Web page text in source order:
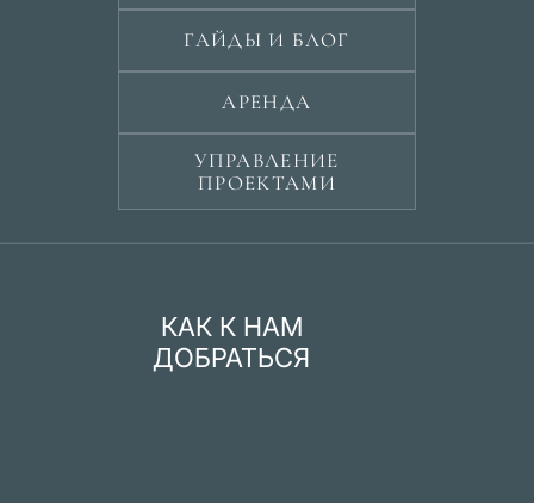
ГАЙДЫ И БЛОГ
АРЕНДА
УПРАВЛЕНИЕ
ПРОЕКТАМИ
КАК К НАМ
ДОБРАТЬСЯ